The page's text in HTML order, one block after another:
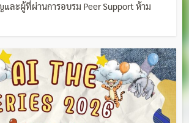
และผู้ที่ผ่านการอบรม Peer Support ห้าม